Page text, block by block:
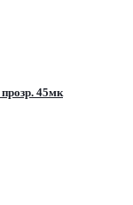
45мк